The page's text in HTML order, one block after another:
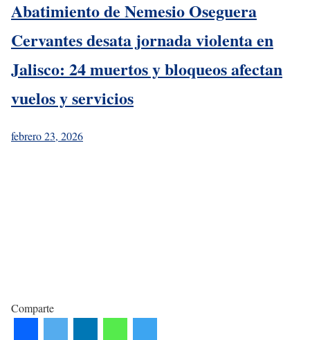
Abatimiento de Nemesio Oseguera
Cervantes desata jornada violenta en
Jalisco: 24 muertos y bloqueos afectan
vuelos y servicios
febrero 23, 2026
Comparte